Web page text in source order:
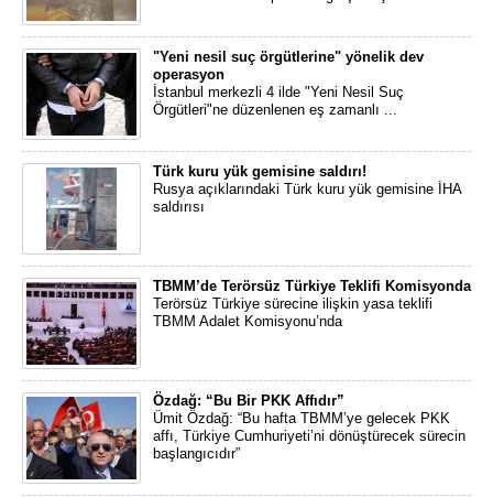
"Yeni nesil suç örgütlerine" yönelik dev
operasyon
İstanbul merkezli 4 ilde "Yeni Nesil Suç
Örgütleri"ne düzenlenen eş zamanlı ...
Türk kuru yük gemisine saldırı!
Rusya açıklarındaki Türk kuru yük gemisine İHA
saldırısı
TBMM’de Terörsüz Türkiye Teklifi Komisyonda
Terörsüz Türkiye sürecine ilişkin yasa teklifi
TBMM Adalet Komisyonu’nda
Özdağ: “Bu Bir PKK Affıdır”
Ümit Özdağ: “Bu hafta TBMM’ye gelecek PKK
affı, Türkiye Cumhuriyeti’ni dönüştürecek sürecin
başlangıcıdır”